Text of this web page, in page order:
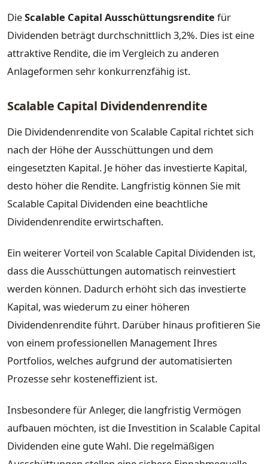
DieScalable Capital Ausschüttungsrendite für
Dividenden beträgt durchschnittlich 3,2%. Dies ist eine
attraktive Rendite, die im Vergleich zu anderen
Anlageformen sehr konkurrenzfähig ist.
Scalable Capital Dividendenrendite
Die Dividendenrendite von Scalable Capital richtet sich
nach der Höhe der Ausschüttungen und dem
eingesetzten Kapital. Je höher das investierte Kapital,
desto höher die Rendite. Langfristig können Sie mit
Scalable Capital Dividenden eine beachtliche
Dividendenrendite erwirtschaften.
Ein weiterer Vorteil von Scalable Capital Dividenden ist,
dass die Ausschüttungen automatisch reinvestiert
werden können. Dadurch erhöht sich das investierte
Kapital, was wiederum zu einer höheren
Dividendenrendite führt. Darüber hinaus profitieren Sie
von einem professionellen Management Ihres
Portfolios, welches aufgrund der automatisierten
Prozesse sehr kosteneffizient ist.
Insbesondere für Anleger, die langfristig Vermögen
aufbauen möchten, ist die Investition in Scalable Capital
Dividenden eine gute Wahl. Die regelmäßigen